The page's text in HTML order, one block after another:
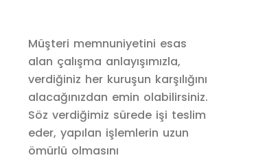
Müşteri memnuniyetini esas
alan çalışma anlayışımızla,
verdiğiniz her kuruşun karşılığını
alacağınızdan emin olabilirsiniz.
Söz verdiğimiz sürede işi teslim
eder, yapılan işlemlerin uzun
ömürlü olmasını